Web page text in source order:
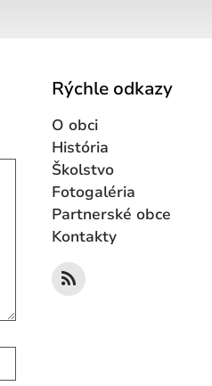
správy...
Rýchle odkazy
O obci
História
Školstvo
Fotogaléria
Partnerské obce
Kontakty